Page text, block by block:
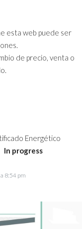
esta web puede ser
de precio, venta o
Energético
In progress
8:54 pm